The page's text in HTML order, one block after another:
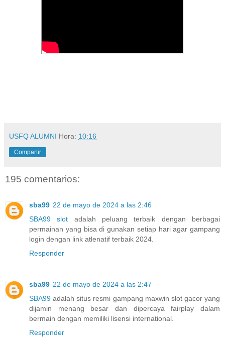
USFQ ALUMNI Hora: 10:16
Compartir
195 comentarios:
sba99 22 de mayo de 2024 a las 2:46
SBA99 slot adalah peluang terbaik dengan berbagai
permainan yang bisa di gunakan setiap hari agar gampang
login dengan link atlenatif terbaik 2024.
Responder
sba99 22 de mayo de 2024 a las 2:47
SBA99 adalah situs resmi gampang maxwin slot gacor yang
dijamin menang besar dan dipercaya fairplay dalam
bermain dengan memiliki lisensi international.
Responder